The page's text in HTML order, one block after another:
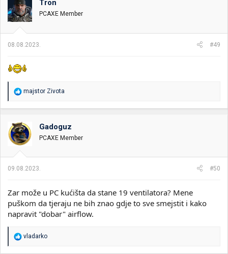
Tron
PCAXE Member
08.08.2023. #49
R
o
v
a
n
:
majstor Zivota
Gadoguz
PCAXE Member
09.08.2023. #50
Zar može u PC kućišta da stane 19 ventilatora? Mene
puškom da tjeraju ne bih znao gdje to sve smejstit i kako
napravit "dobar" airflow.
R
a
vladarko